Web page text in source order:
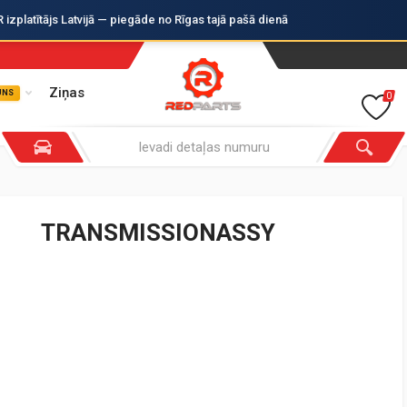
izplatītājs Latvijā — piegāde no Rīgas tajā pašā dienā
Ziņas 0
TRANSMISSIONASSY